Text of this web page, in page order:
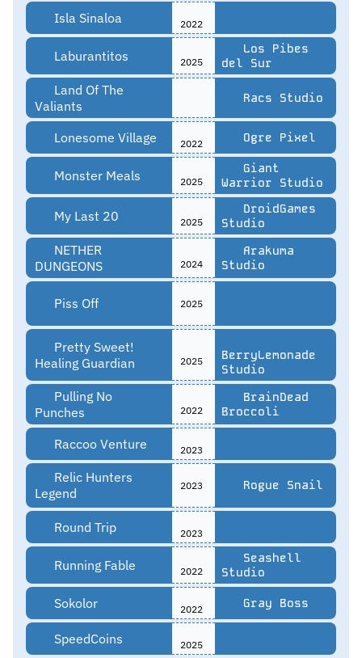
Isla Sinaloa 2022
Laburantitos 2025
Los Pibes
del Sur
Land Of The
Valiants
Racs Studio
Lonesome Village 2022 Ogre Pixel
Monster Meals 2025
Giant
Warrior Studio
My Last 20 2025
DroidGames
Studio
NETHER
DUNGEONS
2024
Arakuma
Studio
Piss Off 2025
Pretty Sweet!
Healing Guardian
2025
BerryLemonade
Studio
Pulling No
Punches
2022
BrainDead
Broccoli
Raccoo Venture 2023
Relic Hunters
Legend
2023 Rogue Snail
Round Trip 2023
Running Fable 2022
Seashell
Studio
Sokolor 2022 Gray Boss
SpeedCoins 2025